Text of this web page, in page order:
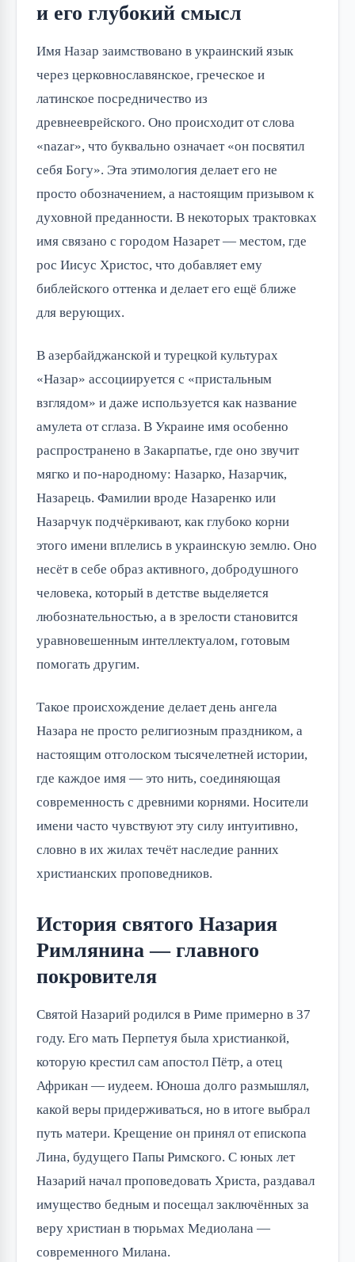
и его глубокий смысл
Имя Назар заимствовано в украинский язык
через церковнославянское, греческое и
латинское посредничество из
древнееврейского. Оно происходит от слова
«nazar», что буквально означает «он посвятил
себя Богу». Эта этимология делает его не
просто обозначением, а настоящим призывом к
духовной преданности. В некоторых трактовках
имя связано с городом Назарет — местом, где
рос Иисус Христос, что добавляет ему
библейского оттенка и делает его ещё ближе
для верующих.
В азербайджанской и турецкой культурах
«Назар» ассоциируется с «пристальным
взглядом» и даже используется как название
амулета от сглаза. В Украине имя особенно
распространено в Закарпатье, где оно звучит
мягко и по-народному: Назарко, Назарчик,
Назарець. Фамилии вроде Назаренко или
Назарчук подчёркивают, как глубоко корни
этого имени вплелись в украинскую землю. Оно
несёт в себе образ активного, добродушного
человека, который в детстве выделяется
любознательностью, а в зрелости становится
уравновешенным интеллектуалом, готовым
помогать другим.
Такое происхождение делает день ангела
Назара не просто религиозным праздником, а
настоящим отголоском тысячелетней истории,
где каждое имя — это нить, соединяющая
современность с древними корнями. Носители
имени часто чувствуют эту силу интуитивно,
словно в их жилах течёт наследие ранних
христианских проповедников.
История святого Назария
Римлянина — главного
покровителя
Святой Назарий родился в Риме примерно в 37
году. Его мать Перпетуя была христианкой,
которую крестил сам апостол Пётр, а отец
Африкан — иудеем. Юноша долго размышлял,
какой веры придерживаться, но в итоге выбрал
путь матери. Крещение он принял от епископа
Лина, будущего Папы Римского. С юных лет
Назарий начал проповедовать Христа, раздавал
имущество бедным и посещал заключённых за
веру христиан в тюрьмах Медиолана —
современного Милана.